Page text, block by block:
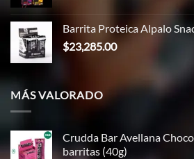
Barrita Proteica Alpalo
$23,285.00
MÁS VALORADO
Crudda Bar Avellana
barritas (40g)